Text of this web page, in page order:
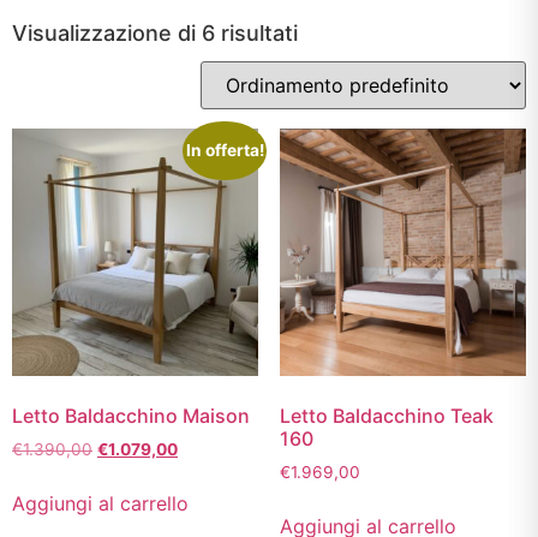
Visualizzazione di 6 risultati
In offerta!
Letto Baldacchino Maison
€1.390,00 €1.079,00
Aggiungi al carrello
Letto Baldacchino Teak
160
€1.969,00
Aggiungi al carrello